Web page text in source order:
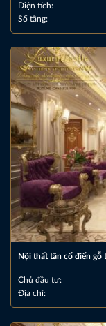
Diện tích:
Số tầng:
Nội thất tân cổ điển gỗ
Chủ đầu tư:
Địa chỉ: